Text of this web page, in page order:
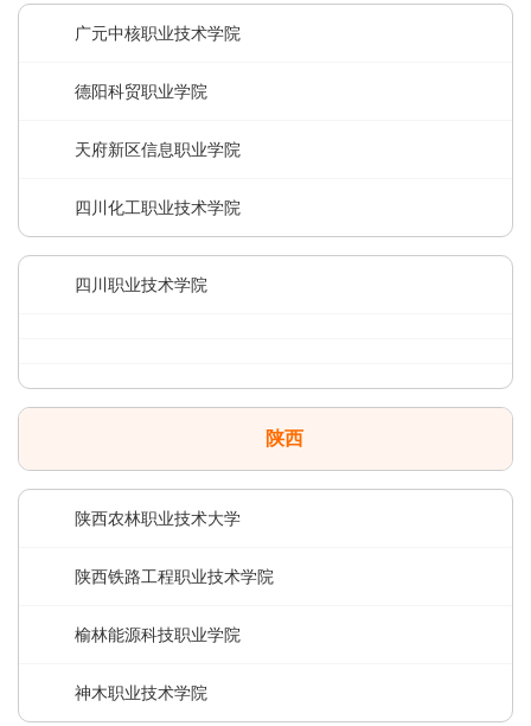
广元中核职业技术学院
德阳科贸职业学院
天府新区信息职业学院
四川化工职业技术学院
四川职业技术学院
陕西
陕西农林职业技术大学
陕西铁路工程职业技术学院
榆林能源科技职业学院
神木职业技术学院